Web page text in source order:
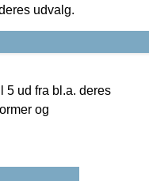
udvalg.
5 ud fra bl.a. deres
og